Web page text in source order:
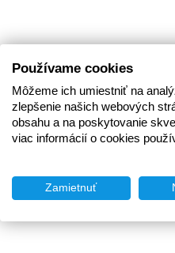
Používame cookies
Môžeme ich umiestniť na
zlepšenie našich webových
obsahu a na poskytovanie
viac informácií o cookies
Zamietnuť